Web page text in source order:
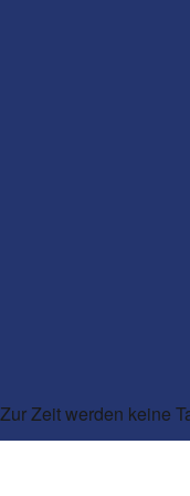
Zur Zeit werden keine